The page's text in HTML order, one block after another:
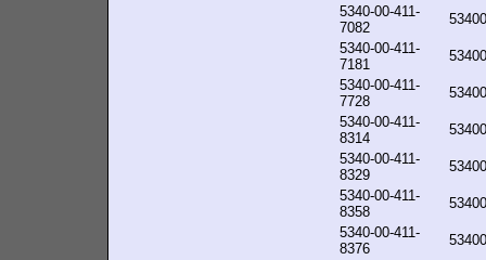
5340-00-411-
7082
5340-00-411-
7181
5340-00-411-
7728
5340-00-411-
8314
5340-00-411-
8329
5340-00-411-
8358
5340-00-411-
8376